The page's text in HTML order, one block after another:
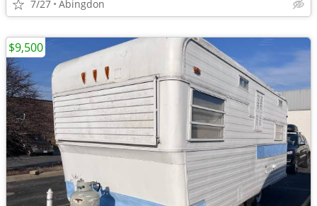
7/27 Abingdon
$9,500